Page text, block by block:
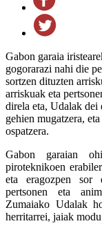
Gabon garaia
gogorarazi nahi die
sortzen dituzten
arriskuak eta
direla eta, Udalak dei
gehien mugatzera,
ospatzera.
Gabon garaian
piroteknikoen
eta eragozpen sor
pertsonen eta
Zumaiako Udalak
herritarrei, jaiak